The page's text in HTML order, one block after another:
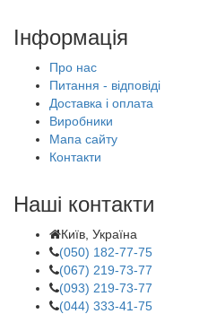
Інформація
Про нас
Питання - відповіді
Доставка і оплата
Виробники
Мапа сайту
Контакти
Наші контакти
Київ, Україна
(050) 182-77-75
(067) 219-73-77
(093) 219-73-77
(044) 333-41-75